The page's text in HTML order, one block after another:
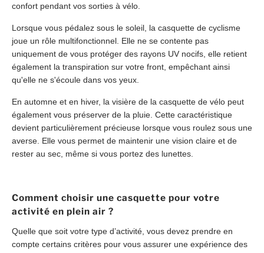
confort pendant vos sorties à vélo.
Lorsque vous pédalez sous le soleil, la casquette de cyclisme
joue un rôle multifonctionnel. Elle ne se contente pas
uniquement de vous protéger des rayons UV nocifs, elle retient
également la transpiration sur votre front, empêchant ainsi
qu'elle ne s'écoule dans vos yeux.
En automne et en hiver, la visière de la casquette de vélo peut
également vous préserver de la pluie. Cette caractéristique
devient particulièrement précieuse lorsque vous roulez sous une
averse. Elle vous permet de maintenir une vision claire et de
rester au sec, même si vous portez des lunettes.
Comment choisir une casquette pour votre
activité en plein air ?
Quelle que soit votre type d’activité, vous devez prendre en
compte certains critères pour vous assurer une expérience des